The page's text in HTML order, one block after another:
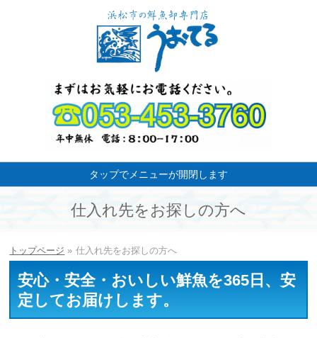
タップでメニューが開閉します
仕入れ先をお探しの方へ
トップページ » 仕入れ先をお探しの方へ
安心・安全・おいしい鮮魚を365日、安
定してお届けします。